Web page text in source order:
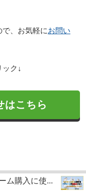
、お気軽にお問い
ク↓
はこちら
ム購入に使...